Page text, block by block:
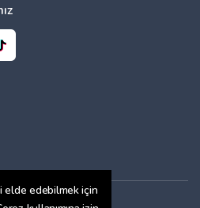
elde edebilmek için
Sözleşmesi